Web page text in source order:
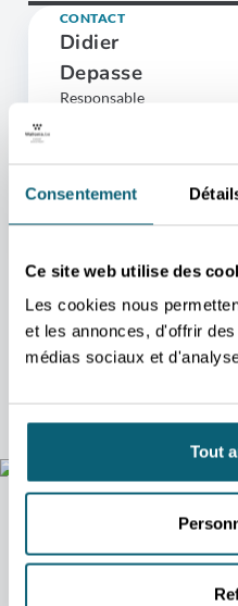
Consentement
Ce site web utilise des
Les cookies nous
et les annonces, d'offrir
médias sociaux et
Tout
CONTACT
Didier
Depasse
Responsable
+32 71 20 64 69